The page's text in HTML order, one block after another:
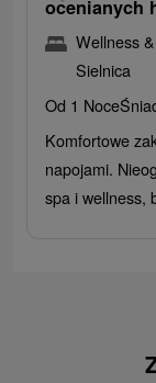
ocenianych
Wellness
Sielnica
Od 1 Noce
Komfortowe
napojami.
spa i wellness,